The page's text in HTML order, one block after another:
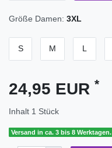
Größe Damen: 3XL
S M L
24,95 EUR *
Inhalt 1 Stück
Versand in ca. 3 bis 8 Werktagen.